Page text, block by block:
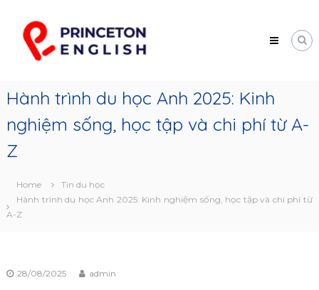
contentEnglish
Trung
du
Mỹ
Hành trình du học Anh 2025: Kinh
nghiệm sống, học tập và chi phí từ A-
Z
Home
Tin du học
Hành trình du học Anh 2025: Kinh nghiệm sống, học tập và chi phí từ
A-Z
28/08/2025 admin